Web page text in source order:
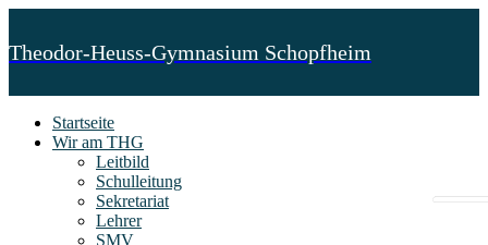
Theodor-Heuss-Gymnasium Schopfheim
Startseite
Wir am THG
Leitbild
Schulleitung
Sekretariat
Lehrer
SMV